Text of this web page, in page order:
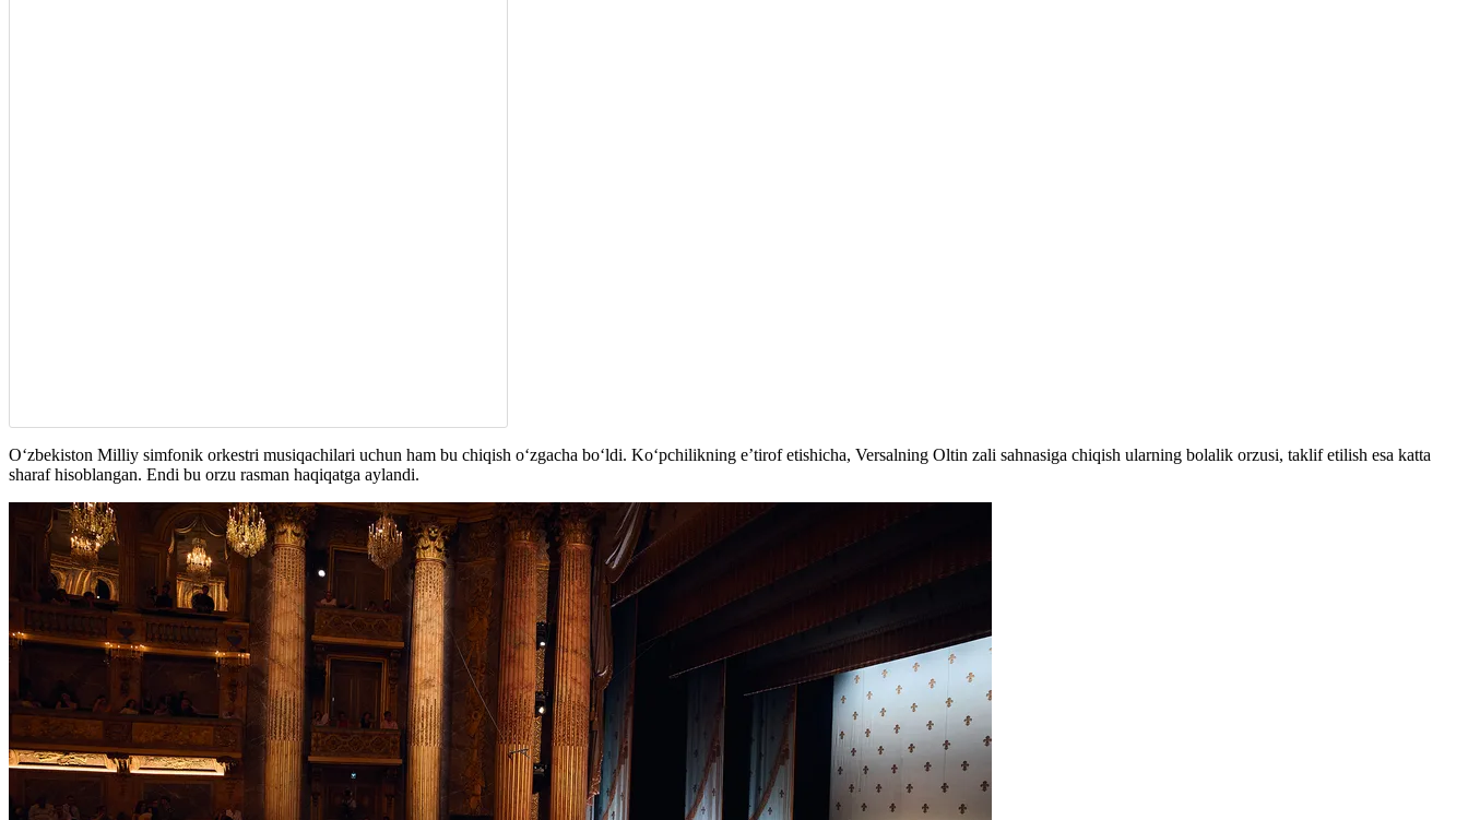
O‘zbekiston Milliy simfonik orkestri musiqachilari uchun ham bu chiqish o‘zgacha bo‘ldi. Ko‘pchilikning e’tirof etishicha, Versalning Oltin zali sahnasiga chiqish ularning bolalik orzusi, taklif etilish esa katta
sharaf hisoblangan. Endi bu orzu rasman haqiqatga aylandi.